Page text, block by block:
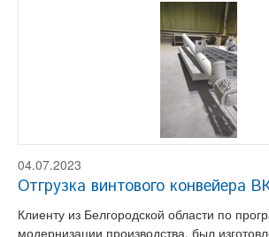
04.07.2023
Отгрузка винтового конвейера
Клиенту из Белгородской области по
модернизации производства, был